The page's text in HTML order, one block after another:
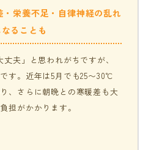
ュラーの血液検査と栄養療法
まうのは？
栄養不足・自律神経の乱れ
ることも
夫」と思われがちですが、
す。近年は5月でも25〜30℃
、さらに朝晩との寒暖差も大
担がかかります。